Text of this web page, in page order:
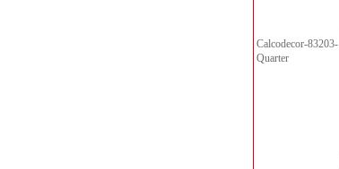
Calcodecor-83203-
Quarter